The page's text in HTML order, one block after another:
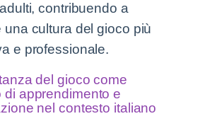
contribuendo a
una cultura del gioco più
e professionale.
del gioco come
di apprendimento e
nel contesto italiano